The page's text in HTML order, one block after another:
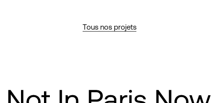
Tous nos projets